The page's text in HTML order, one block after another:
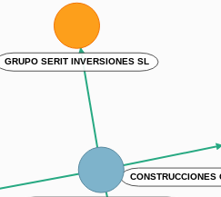
GRUPO SERIT INVERSIONES SL